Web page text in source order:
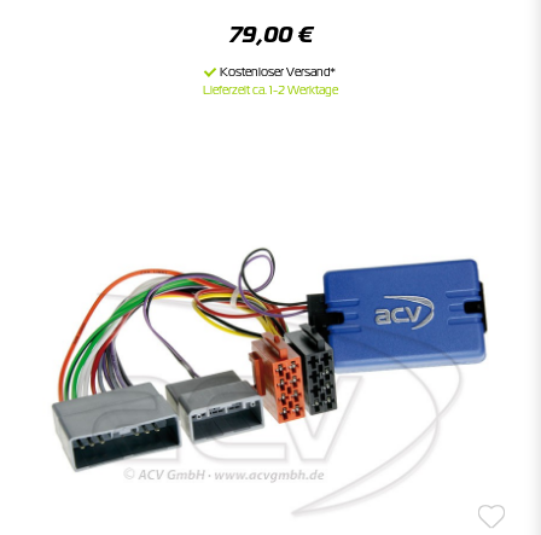
79,00 €
Lieferzeit ca. 1-2 Werktage